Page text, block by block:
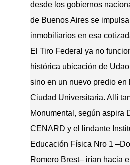
desde los gobiernos
de Buenos Aires se
inmobiliarios en esa
El Tiro Federal ya no
histórica ubicación de
sino en un nuevo predio en
Ciudad Universitaria. Allí
Monumental, según aspira
CENARD y el lindante
Educación Física Nro 1
Romero Brest– irían hacia